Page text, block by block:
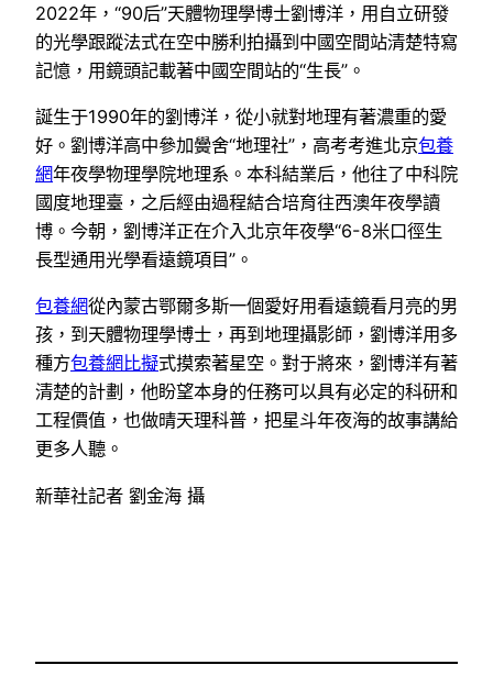
2022年，“90后”天體物理學博士劉博洋，用自立研發
的光學跟蹤法式在空中勝利拍攝到中國空間站清楚特寫
記憶，用鏡頭記載著中國空間站的“生長”。
誕生于1990年的劉博洋，從小就對地理有著濃重的愛
好。劉博洋高中參加黌舍“地理社”，高考考進北京包養
網年夜學物理學院地理系。本科結業后，他往了中科院
國度地理臺，之后經由過程結合培育往西澳年夜學讀
博。今朝，劉博洋正在介入北京年夜學“6-8米口徑生
長型通用光學看遠鏡項目”。
包養網從內蒙古鄂爾多斯一個愛好用看遠鏡看月亮的男
孩，到天體物理學博士，再到地理攝影師，劉博洋用多
種方包養網比擬式摸索著星空。對于將來，劉博洋有著
清楚的計劃，他盼望本身的任務可以具有必定的科研和
工程價值，也做晴天理科普，把星斗年夜海的故事講給
更多人聽。
新華社記者 劉金海 攝